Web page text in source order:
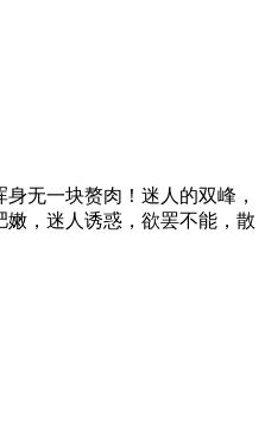
无一块赘肉！迷人的双峰，
，迷人诱惑，欲罢不能，散